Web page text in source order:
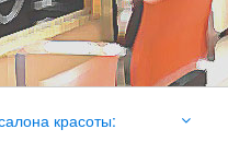
красоты: